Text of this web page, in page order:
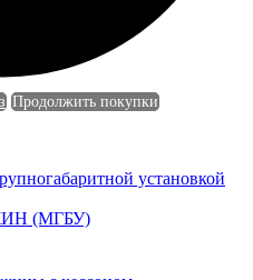
Продолжить покупки
установкой
(МГБУ)